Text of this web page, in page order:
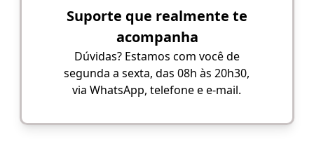
Suporte que realmente te
acompanha
Dúvidas? Estamos com você de
segunda a sexta, das 08h às 20h30,
via WhatsApp, telefone e e-mail.